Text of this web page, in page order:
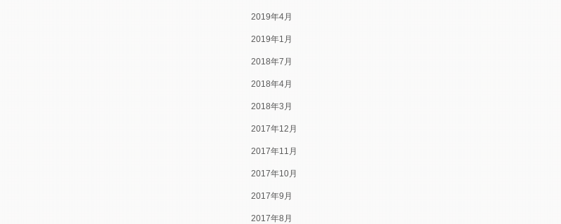
2019年4月
2019年1月
2018年7月
2018年4月
2018年3月
2017年12月
2017年11月
2017年10月
2017年9月
2017年8月